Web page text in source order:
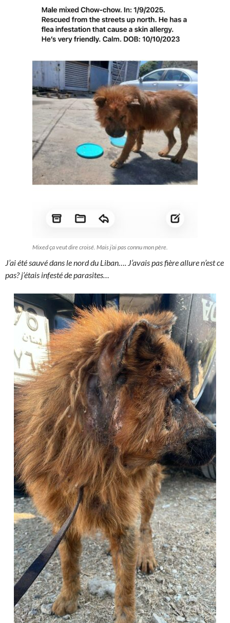
Mixed ça veut dire croisé. Mais j’ai pas connu mon père.
J’ai été sauvé dans le nord du Liban…. J’avais pas fière allure n’est ce
pas? j’étais infesté de parasites…